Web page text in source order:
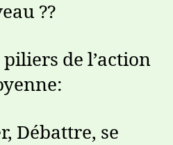
??
de l’action
Débattre, se